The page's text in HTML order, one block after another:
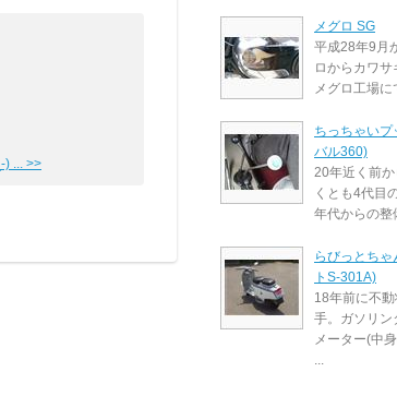
) ... >>
メグロ SG
平成28年9月
ロからカワサ
メグロ工場
ちっちゃいプ
バル360)
20年近く前
くとも4代目
年代からの整
らびっとちゃ
トS‐301A)
18年前に不
手。ガソリン
メーター(中
...